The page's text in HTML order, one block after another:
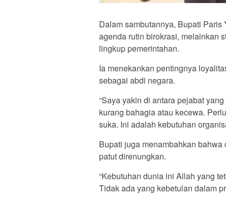
Dalam sambutannya, Bupati
agenda rutin birokrasi, melainkan
lingkup pemerintahan.
Ia menekankan pentingnya
sebagai abdi negara.
“Saya yakin di antara pejabat
kurang bahagia atau kecewa.
suka. Ini adalah kebutuhan
Bupati juga menambahkan
patut direnungkan.
“Kebutuhan dunia ini Allah yang
Tidak ada yang kebetulan dalam